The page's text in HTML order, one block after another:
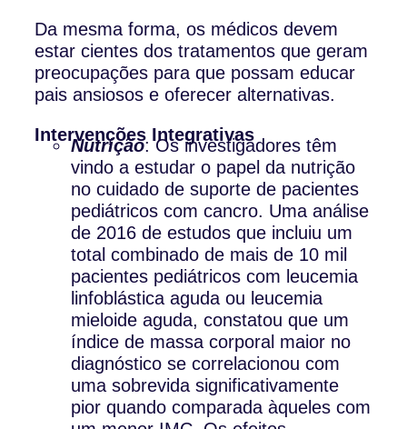
Da mesma forma, os médicos devem
estar cientes dos tratamentos que geram
preocupações para que possam educar
pais ansiosos e oferecer alternativas.
Intervenções Integrativas
Nutrição: Os investigadores têm
vindo a estudar o papel da nutrição
no cuidado de suporte de pacientes
pediátricos com cancro. Uma análise
de 2016 de estudos que incluiu um
total combinado de mais de 10 mil
pacientes pediátricos com leucemia
linfoblástica aguda ou leucemia
mieloide aguda, constatou que um
índice de massa corporal maior no
diagnóstico se correlacionou com
uma sobrevida significativamente
pior quando comparada àqueles com